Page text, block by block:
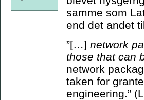
samme som
end det andet
”[…] network
those that can
network
taken for
engineering.”